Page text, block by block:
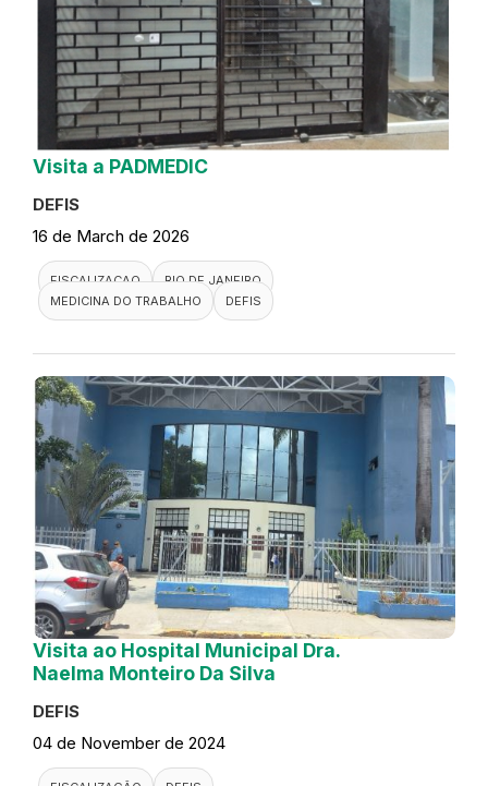
Visita a PADMEDIC
DEFIS
16 de March de 2026
FISCALIZACAO
RIO DE JANEIRO
MEDICINA DO TRABALHO
DEFIS
Visita ao Hospital Municipal Dra.
Naelma Monteiro Da Silva
DEFIS
04 de November de 2024